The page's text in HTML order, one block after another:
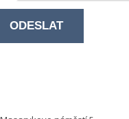
ODESLAT